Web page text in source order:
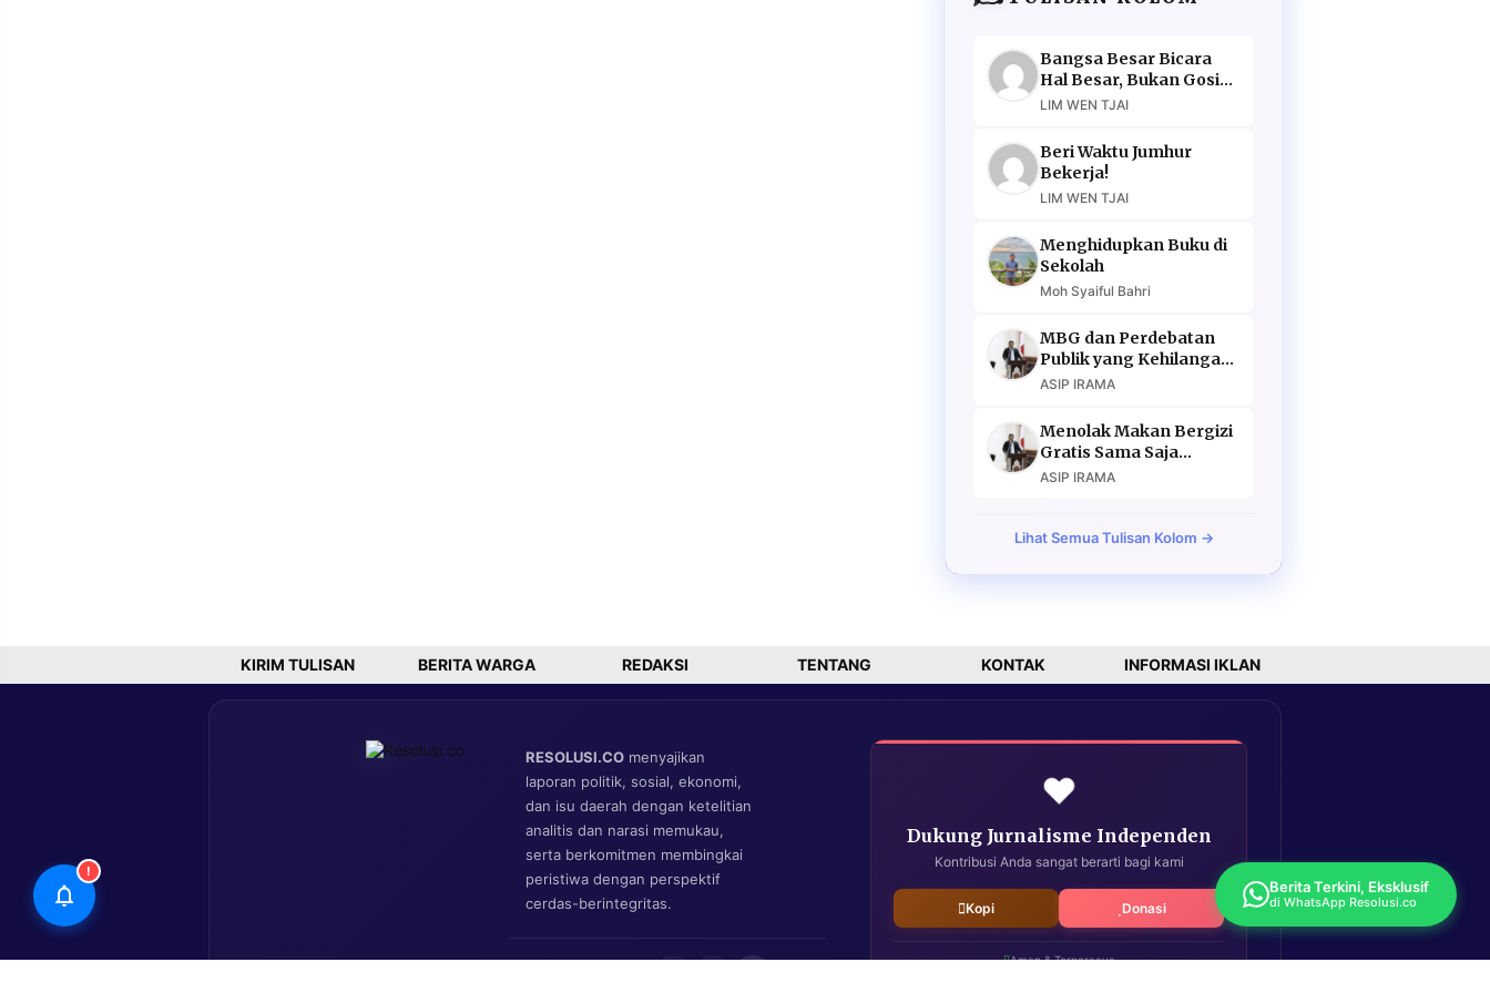
Bangsa Besar Bicara
Hal Besar, Bukan Gosip
Murahan
LIM WEN TJAI
Beri Waktu Jumhur
Bekerja!
LIM WEN TJAI
Menghidupkan Buku di
Sekolah
Moh Syaiful Bahri
MBG dan Perdebatan
Publik yang Kehilangan
Argumen
ASIP IRAMA
Menolak Makan Bergizi
Gratis Sama Saja
Menolak Masa Depan
ASIP IRAMA
Lihat Semua Tulisan Kolom →
KIRIM TULISAN BERITA WARGA REDAKSI TENTANG KONTAK INFORMASI IKLAN
RESOLUSI.CO menyajikan
laporan politik, sosial, ekonomi,
dan isu daerah dengan ketelitian
analitis dan narasi memukau,
serta berkomitmen membingkai
peristiwa dengan perspektif
cerdas-berintegritas.
❤️
Dukung Jurnalisme Independen
Kontribusi Anda sangat berarti bagi kami
Kopi Donasi
Aman & Terpercaya
!
Berita Terkini, Eksklusif
di WhatsApp Resolusi.co